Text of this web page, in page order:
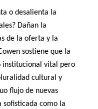
o desalienta la
Dañan la
de la oferta y la
sostiene que la
institucional vital pero
cultural y
flujo de nuevas
sofisticada como la